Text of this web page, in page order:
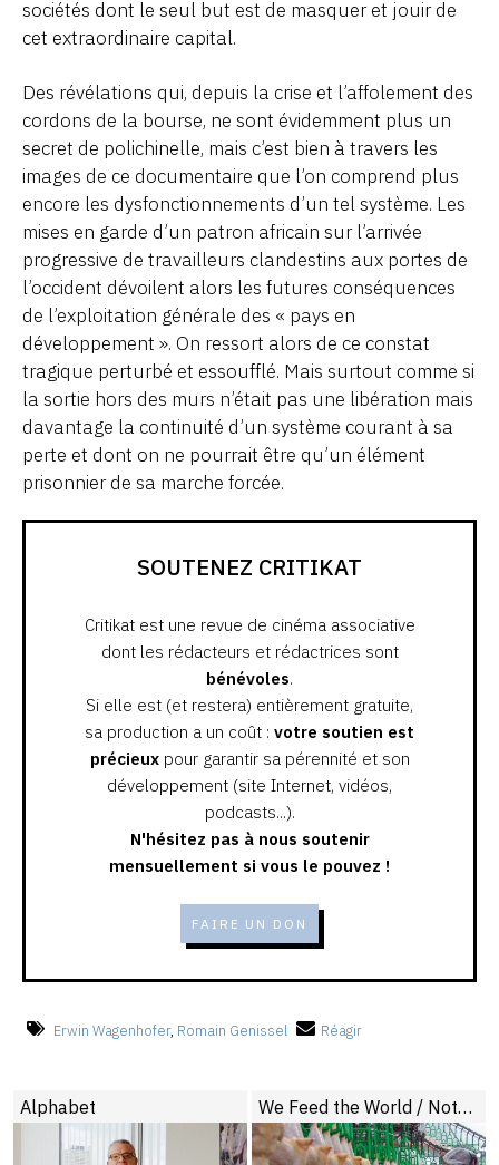
sociétés dont le seul but est de masquer et jouir de
cet extraordinaire capital.
Des révélations qui, depuis la crise et l’affolement des
cordons de la bourse, ne sont évidemment plus un
secret de polichinelle, mais c’est bien à travers les
images de ce documentaire que l’on comprend plus
encore les dysfonctionnements d’un tel système. Les
mises en garde d’un patron africain sur l’arrivée
progressive de travailleurs clandestins aux portes de
l’occident dévoilent alors les futures conséquences
de l’exploitation générale des « pays en
développement ». On ressort alors de ce constat
tragique perturbé et essoufflé. Mais surtout comme si
la sortie hors des murs n’était pas une libération mais
davantage la continuité d’un système courant à sa
perte et dont on ne pourrait être qu’un élément
prisonnier de sa marche forcée.
SOUTENEZ CRITIKAT
Critikat est une revue de cinéma associative
dont les rédacteurs et rédactrices sont
bénévoles.
Si elle est (et restera) entièrement gratuite,
sa production a un coût : votre soutien est
précieuxpour garantir sa pérennité et son
développement (site Internet, vidéos,
podcasts...).
N'hésitez pas à nous soutenir
mensuellement si vous le pouvez !
FAIRE UN DON
Erwin Wagenhofer, Romain Genissel Réagir
Alphabet We Feed the World / Notre pain quotidien